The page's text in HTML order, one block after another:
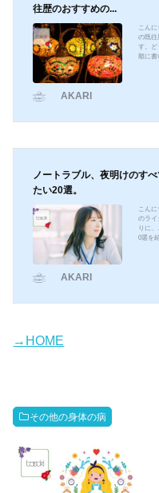
往歴のおすすめの...
こん
の既往
す。ど
順に書
糖尿病
AKARI
ノートラブル、夜明けのす
たい20選。
こんに
のライ
りに
0選を
見当日
AKARI
→HOME
その他の身体の病